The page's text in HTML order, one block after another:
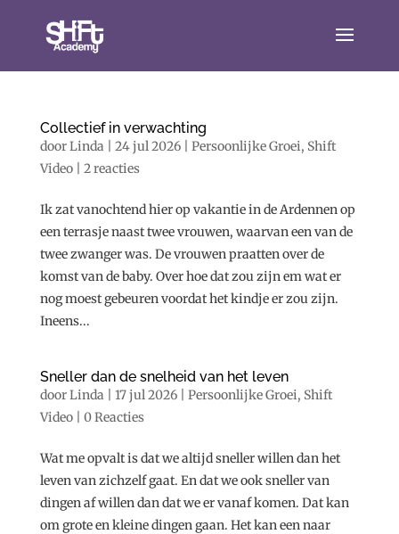
Collectief in verwachting
doorLinda 24 jul 2026| Persoonlijke Groei, Shift
Video| 2 reacties
Ik zat vanochtend hier op vakantie in de Ardennen op
een terrasje naast twee vrouwen, waarvan een van de
twee zwanger was. De vrouwen praatten over de
komst van de baby. Over hoe dat zou zijn em wat er
nog moest gebeuren voordat het kindje er zou zijn.
Ineens...
Sneller dan de snelheid van het leven
doorLinda 17 jul 2026| Persoonlijke Groei, Shift
Video| 0 Reacties
Wat me opvalt is dat we altijd sneller willen dan het
leven van zichzelf gaat. En dat we ook sneller van
dingen af willen dan dat we er vanaf komen. Dat kan
om grote en kleine dingen gaan. Het kan een naar